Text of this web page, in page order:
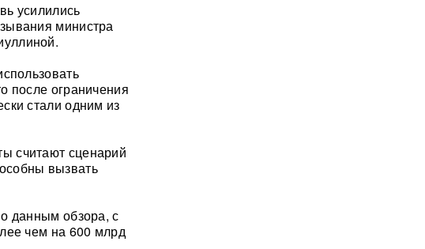
усилились
министра
после ограничения
стали одним из
считают сценарий
вызвать
данным обзора, с
чем на 600 млрд